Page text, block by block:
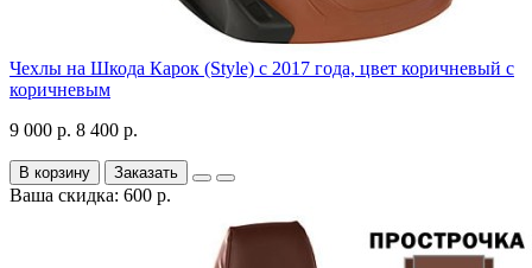
Чехлы на Шкода Карок (Style) с 2017 года, цвет коричневый с
коричневым
9 000 р. 8 400 р.
В корзину Заказать
Ваша скидка: 600 р.